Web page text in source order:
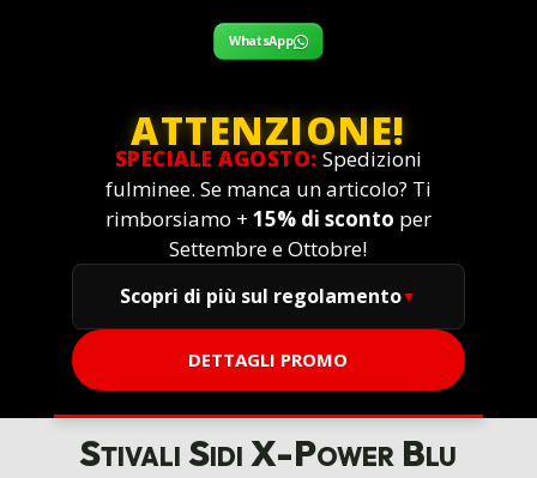
WhatsApp
ATTENZIONE!
SPECIALE AGOSTO: Spedizioni
fulminee. Se manca un articolo? Ti
rimborsiamo + 15% di sconto per
Settembre e Ottobre!
Scopri di più sul regolamento
DETTAGLI PROMO
Stivali Sidi X-Power Blu